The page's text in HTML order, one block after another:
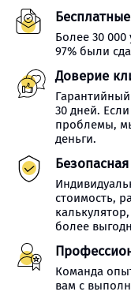
Более 30
97% были
Доверие
30 дней.
проблемы,
деньги.
стоимость,
более
Команда
вам с